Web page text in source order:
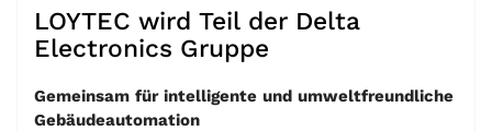
LOYTEC wird Teil der Delta
Electronics Gruppe
Gemeinsam für intelligente und umweltfreundliche
Gebäudeautomation